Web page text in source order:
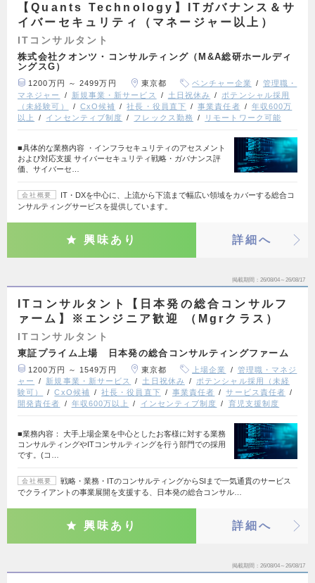
【Quants Technology】ITガバナンス＆サ
イバーセキュリティ（マネージャー以上）
ITコンサルタント
株式会社クオンツ・コンサルティング（M&A総研ホールディ
ングスG）
1200万円 ～ 2499万円 東京都 ベンチャー企業
管理職・
マネジャー
新規事業・新サービス 土日祝休み
ポテンシャル採用
（未経験可）
CxO候補 社長・役員直下 事業責任者
年収600万
以上
インセンティブ制度 フレックス勤務 リモートワーク可能
■具体的な業務内容 ・インフラセキュリティのアセスメント
および対応支援 サイバーセキュリティ戦略・ガバナンス評
価、サイバーセ…
会社概要
IT・DXを中心に、上流から下流まで幅広い領域をカバーする総合コ
ンサルティングサービスを提供しています。
興味あり 詳細へ
掲載期間 26/08/04～26/08/17
ITコンサルタント【日本発の総合コンサルフ
ァーム】※エンジニア歓迎 （Mgrクラス）
ITコンサルタント
東証プライム上場 日本発の総合コンサルティングファーム
1200万円 ～ 1549万円 東京都 上場企業
管理職・マネジ
ャー
新規事業・新サービス 土日祝休み
ポテンシャル採用（未経
験可）
CxO候補 社長・役員直下 事業責任者
サービス責任者
開発責任者
年収600万以上 インセンティブ制度 育児支援制度
■業務内容： 大手上場企業を中心としたお客様に対する業務
コンサルティングやITコンサルティングを行う部門での採用
です。(コ…
会社概要
戦略・業務・ITのコンサルティングからSIまで一気通貫のサービス
でクライアントの事業展開を支援する、日本発の総合コンサル…
興味あり 詳細へ
掲載期間 26/08/04～26/08/17